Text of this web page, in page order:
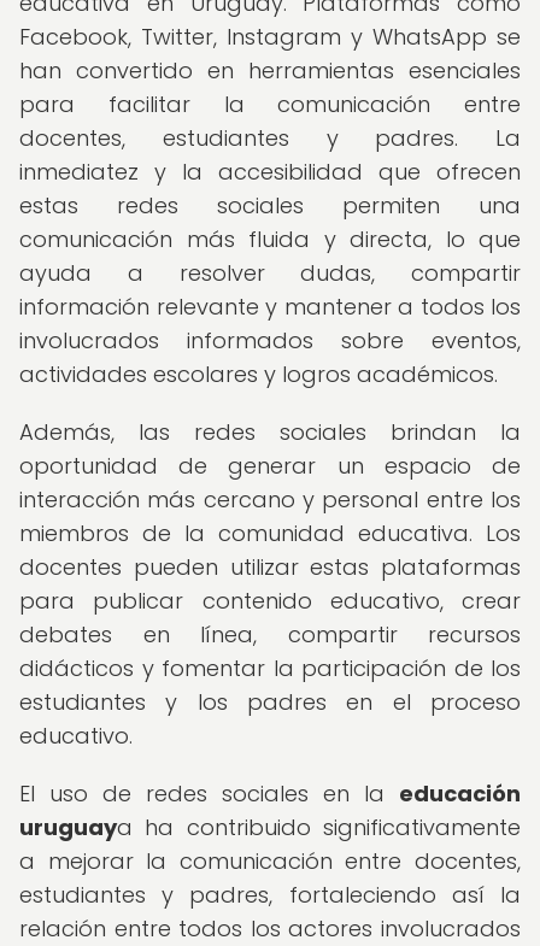
Facebook, Twitter, Instagram y WhatsApp se
han convertido en herramientas esenciales
para facilitar la comunicación entre
docentes, estudiantes y padres. La
inmediatez y la accesibilidad que ofrecen
estas redes sociales permiten una
comunicación más fluida y directa, lo que
ayuda a resolver dudas, compartir
información relevante y mantener a todos los
involucrados informados sobre eventos,
actividades escolares y logros académicos.
Además, las redes sociales brindan la
oportunidad de generar un espacio de
interacción más cercano y personal entre los
miembros de la comunidad educativa. Los
docentes pueden utilizar estas plataformas
para publicar contenido educativo, crear
debates en línea, compartir recursos
didácticos y fomentar la participación de los
estudiantes y los padres en el proceso
educativo.
El uso de redes sociales en la educación
uruguaya ha contribuido significativamente
a mejorar la comunicación entre docentes,
estudiantes y padres, fortaleciendo así la
relación entre todos los actores involucrados